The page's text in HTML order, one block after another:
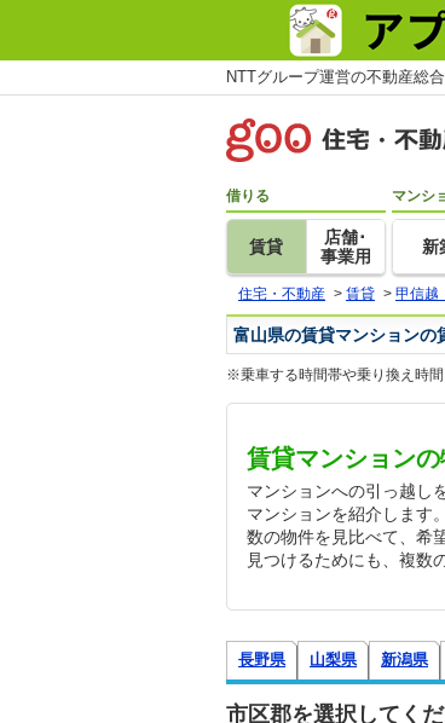
NTTグループ運営の不動産総
借りる
賃貸
店舗･
事業用
マンシ
新
住宅・不動産 > 賃貸 > 甲信越
富山県の賃貸マンションの
※乗車する時間帯や乗り換え時
賃貸マンション
マンションへの引っ越し
マンションを紹介します
数の物件を見比べて、希
見つけるためにも、複数
長野県 山梨県 新潟県
市区郡を選択してく